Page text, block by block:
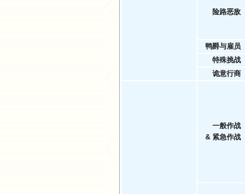
险路恶敌
鸭爵与雇员
特殊挑战
诡意行商
一般作战
& 紧急作战